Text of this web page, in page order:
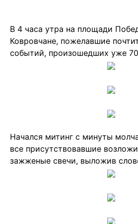
В 4 часа утра на площади
Ковровчане, пожелавшие
событий, произошедших уже 70
Начался митинг с минуты
все присутствовавшие
зажженые свечи, выложив